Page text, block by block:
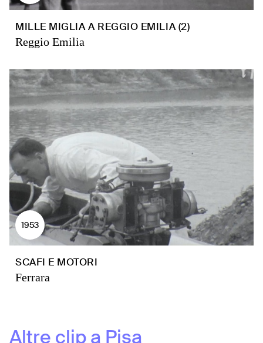
MILLE MIGLIA A REGGIO EMILIA (2)
Reggio Emilia
1953
SCAFI E MOTORI
Ferrara
Altre clip a Pisa